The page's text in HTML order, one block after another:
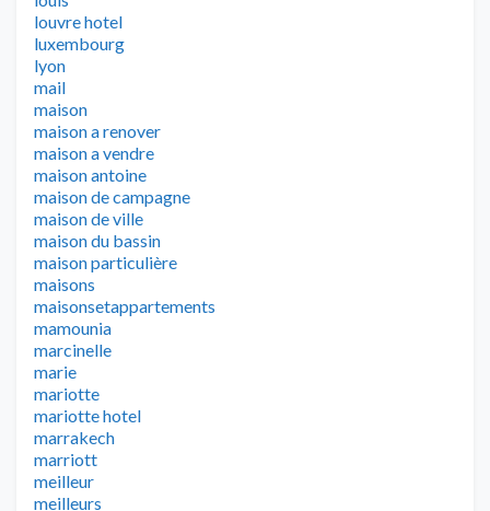
louvre hotel
luxembourg
lyon
mail
maison
maison a renover
maison a vendre
maison antoine
maison de campagne
maison de ville
maison du bassin
maison particulière
maisons
maisonsetappartements
mamounia
marcinelle
marie
mariotte
mariotte hotel
marrakech
marriott
meilleur
meilleurs